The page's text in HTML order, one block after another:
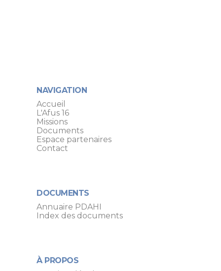
NAVIGATION
Accueil
L'Afus 16
Missions
Documents
Espace partenaires
Contact
DOCUMENTS
Annuaire PDAHI
Index des documents
À PROPOS